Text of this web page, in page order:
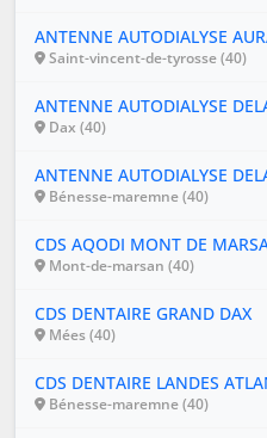
ANTENNE AUTODIALYSE
Saint-vincent-de-tyrosse (40)
ANTENNE AUTODIALYSE
Dax (40)
ANTENNE AUTODIALYSE
Bénesse-maremne (40)
CDS AQODI MONT DE
Mont-de-marsan (40)
CDS DENTAIRE GRAND DAX
Mées (40)
CDS DENTAIRE LANDES
Bénesse-maremne (40)